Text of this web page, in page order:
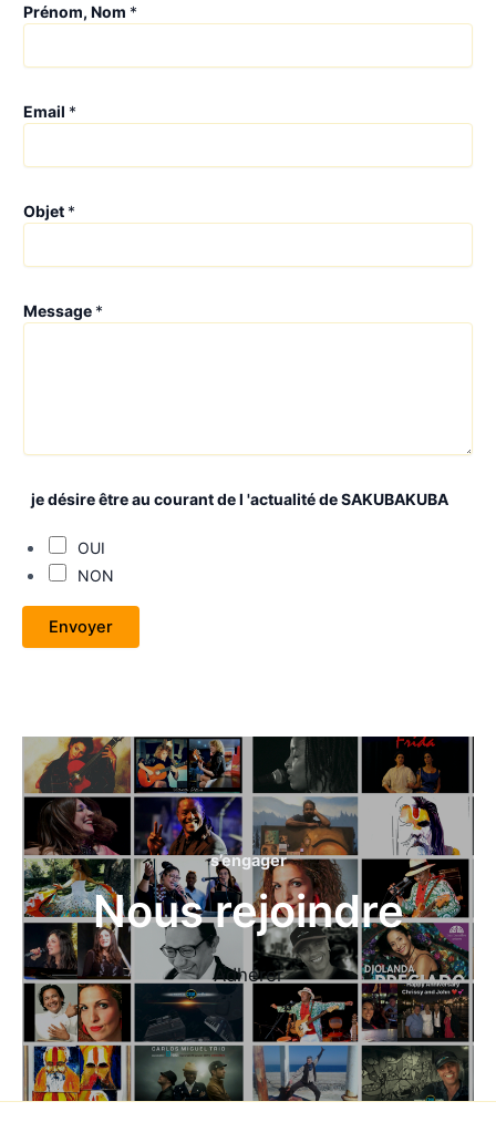
Prénom, Nom *
Email *
Objet *
Message *
je désire être au courant de l 'actualité de SAKUBAKUBA
OUI
NON
Envoyer
s’engager
Nous rejoindre
Adhérer